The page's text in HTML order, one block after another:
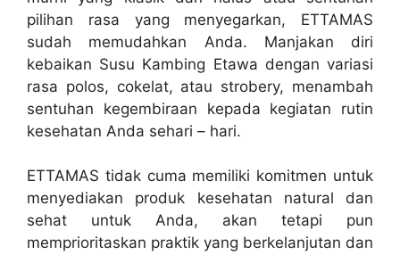
pilihan rasa yang menyegarkan, ETTAMAS
sudah memudahkan Anda. Manjakan diri
kebaikan Susu Kambing Etawa dengan variasi
rasa polos, cokelat, atau strobery, menambah
sentuhan kegembiraan kepada kegiatan rutin
kesehatan Anda sehari – hari.
ETTAMAS tidak cuma memiliki komitmen untuk
menyediakan produk kesehatan natural dan
sehat untuk Anda, akan tetapi pun
memprioritaskan praktik yang berkelanjutan dan